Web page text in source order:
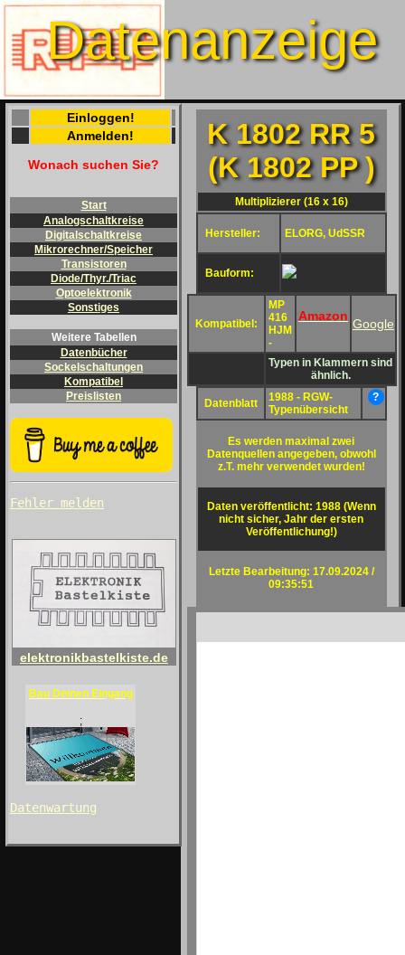
Datenanzeige
Einloggen!
Anmelden!
Wonach suchen Sie?
Start
Analogschaltkreise
Digitalschaltkreise
Mikrorechner/Speicher
Transistoren
Diode/Thyr./Triac
Optoelektronik
Sonstiges
Weitere Tabellen
Datenbücher
Sockelschaltungen
Kompatibel
Preislisten
Fehler melden
elektronikbastelkiste.de
Bau Deinen Eingang
;
Datenwartung
K 1802 RR 5
(K 1802 PP )
Multiplizierer (16 x 16)
Hersteller: ELORG, UdSSR
Bauform:
Kompatibel:
MP
416
HJM
-
Amazon
Google
Typen in Klammern sind
ähnlich.
Datenblatt
1988 - RGW-
Typenübersicht
?
Es werden maximal zwei
Datenquellen angegeben, obwohl
z.T. mehr verwendet wurden!
Daten veröffentlicht: 1988 (Wenn
nicht sicher, Jahr der ersten
Veröffentlichung!)
Letzte Bearbeitung: 17.09.2024 /
09:35:51